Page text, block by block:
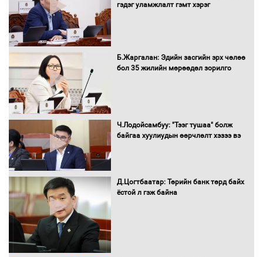
Нөөцийн махны худалдаа,
борлуулалтыг нээлттэй ил тод
Монгол Улс “COP17”-д “Тал хээрийн
төлөвлөгөө”-гөө танилцуулна
16 төрлийн эмийг нэг эх үүсвэрээс
гэдэг уламжлалт гэмт хэрэг
Б.Жаргалан: Эдийн засгийн эрх чөлөө
бол 35 жилийн мөрөөдөл зорилго
Ч.Лодойсамбуу: "Тээг тушаа" болж
байгаа хуулиудын өөрчлөлт хэзээ вэ
Д.Цогтбаатар: Төрийн банк төрд байх
ёстой л гэж байна